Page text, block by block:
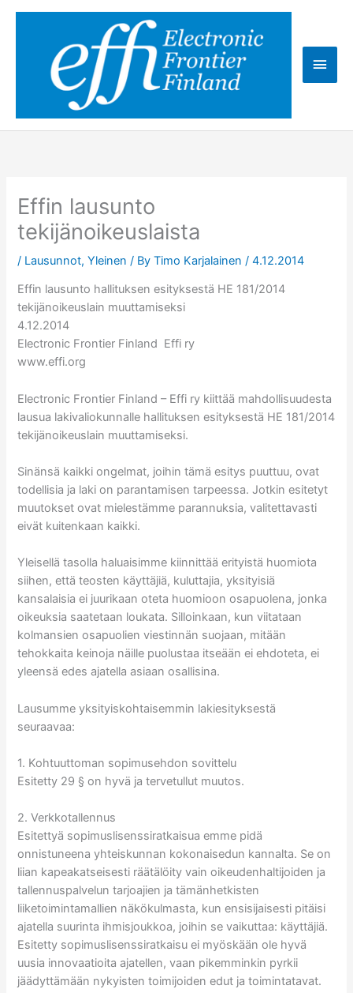
Main
Effin lausunto
tekijänoikeuslaista
/ Lausunnot,Yleinen / ByTimo Karjalainen/4.12.2014
Effin lausunto hallituksen esityksestä HE 181/2014
tekijänoikeuslain muuttamiseksi
4.12.2014
Electronic Frontier Finland ­ Effi ry
www.effi.org
Electronic Frontier Finland – Effi ry kiittää mahdollisuudesta
lausua lakivaliokunnalle hallituksen esityksestä HE 181/2014
tekijänoikeuslain muuttamiseksi.
Sinänsä kaikki ongelmat, joihin tämä esitys puuttuu, ovat
todellisia ja laki on parantamisen tarpeessa. Jotkin esitetyt
muutokset ovat mielestämme parannuksia, valitettavasti
eivät kuitenkaan kaikki.
Yleisellä tasolla haluaisimme kiinnittää erityistä huomiota
siihen, että teosten käyttäjiä, kuluttajia, yksityisiä
kansalaisia ei juurikaan oteta huomioon osapuolena, jonka
oikeuksia saatetaan loukata. Silloinkaan, kun viitataan
kolmansien osapuolien viestinnän suojaan, mitään
tehokkaita keinoja näille puolustaa itseään ei ehdoteta, ei
yleensä edes ajatella asiaan osallisina.
Lausumme yksityiskohtaisemmin lakiesityksestä
seuraavaa:
1. Kohtuuttoman sopimusehdon sovittelu
Esitetty 29 § on hyvä ja tervetullut muutos.
2. Verkkotallennus
Esitettyä sopimuslisenssiratkaisua emme pidä
onnistuneena yhteiskunnan kokonaisedun kannalta. Se on
liian kapeakatseisesti räätälöity vain oikeudenhaltijoiden ja
tallennuspalvelun tarjoajien ja tämänhetkisten
liiketoimintamallien näkökulmasta, kun ensisijaisesti pitäisi
ajatella suurinta ihmisjoukkoa, joihin se vaikuttaa: käyttäjiä.
Esitetty sopimuslisenssiratkaisu ei myöskään ole hyvä
uusia innovaatioita ajatellen, vaan pikemminkin pyrkii
jäädyttämään nykyisten toimijoiden edut ja toimintatavat.